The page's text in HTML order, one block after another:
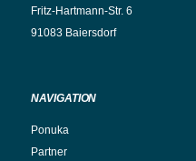
Fritz-Hartmann-Str. 6
91083 Baiersdorf
NAVIGATION
Ponuka
Partner